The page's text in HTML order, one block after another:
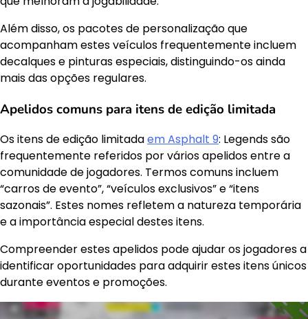
Além disso, os pacotes de personalização que
acompanham estes veículos frequentemente incluem
decalques e pinturas especiais, distinguindo-os ainda
mais das opções regulares.
Apelidos comuns para itens de edição limitada
Os itens de edição limitadaem Asphalt 9: Legends são
frequentemente referidos por vários apelidos entre a
comunidade de jogadores. Termos comuns incluem
“carros de evento”, “veículos exclusivos” e “itens
sazonais”. Estes nomes refletem a natureza temporária
e a importância especial destes itens.
Compreender estes apelidos pode ajudar os jogadores a
identificar oportunidades para adquirir estes itens únicos
durante eventos e promoções.